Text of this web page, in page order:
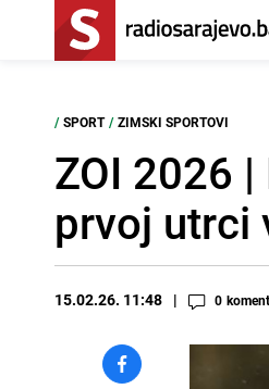
/ SPORT / ZIMSKI SPORTOVI
ZOI 2026
prvoj utrci
15.02.26. 11:48 0